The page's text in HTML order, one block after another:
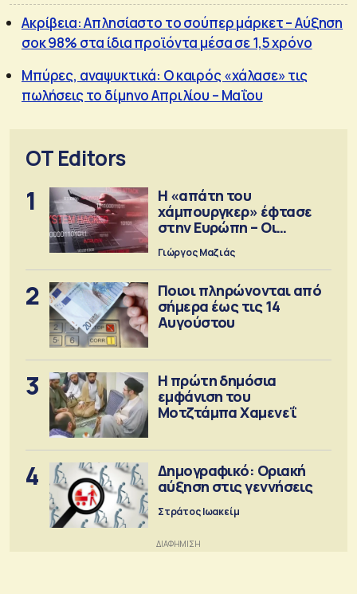
Ακρίβεια: Απλησίαστο το σούπερ μάρκετ – Αύξηση
σοκ 98% στα ίδια προϊόντα μέσα σε 1,5 χρόνο
Μπύρες, αναψυκτικά: Ο καιρός «χάλασε» τις
πωλήσεις το δίμηνο Απριλίου – Μαΐου
OT Editors
1
Η «απάτη του
χάμπουργκερ» έφτασε
στην Ευρώπη – Οι
προειδοποιήσεις
Γιώργος Μαζιάς
2
Ποιοι πληρώνονται από
σήμερα έως τις 14
Αυγούστου
3
Η πρώτη δημόσια
εμφάνιση του
Μοτζτάμπα Χαμενεΐ
4
Δημογραφικό: Οριακή
αύξηση στις γεννήσεις
Στράτος Ιωακείμ